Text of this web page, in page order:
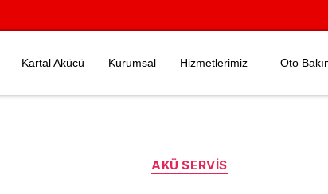
Kartal Akücü Kurumsal Hizmetlerimiz Oto
AKÜ SERVIS